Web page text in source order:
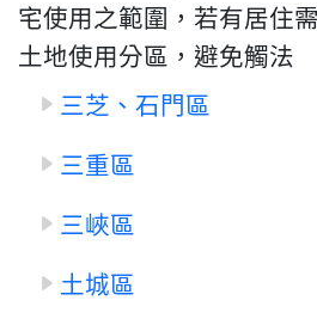
宅使用之範圍，若有居住
土地使用分區，避免觸法
三芝、石門區
三重區
三峽區
土城區